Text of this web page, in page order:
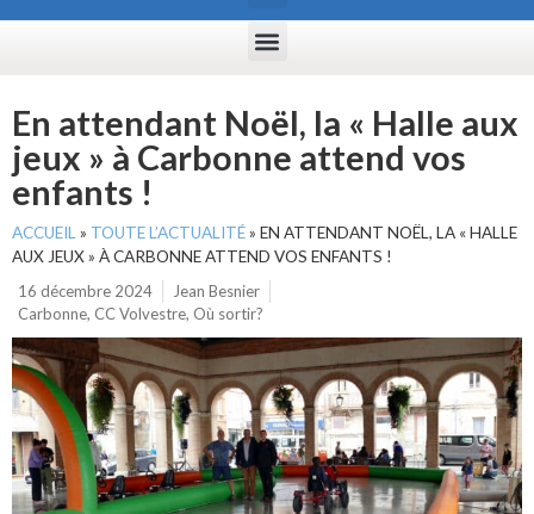
En attendant Noël, la « Halle aux
jeux » à Carbonne attend vos
enfants !
ACCUEIL » TOUTE L’ACTUALITÉ» EN ATTENDANT NOËL, LA « HALLE
AUX JEUX » À CARBONNE ATTEND VOS ENFANTS !
16 décembre 2024
Jean Besnier
Carbonne, CC Volvestre, Où sortir?